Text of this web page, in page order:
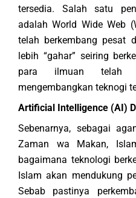
tersedia. Salah satu
adalah World Wide Web
telah berkembang pesat
lebih “gahar” seiring
para ilmuan telah
mengembangkan teknogi
Artificial Intelligence (AI)
Sebenarnya, sebagai
Zaman wa Makan,
bagaimana teknologi
Islam akan mendukung
Sebab pastinya